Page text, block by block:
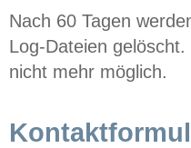
Nach 60 Tagen
Log-Dateien
nicht mehr möglich.